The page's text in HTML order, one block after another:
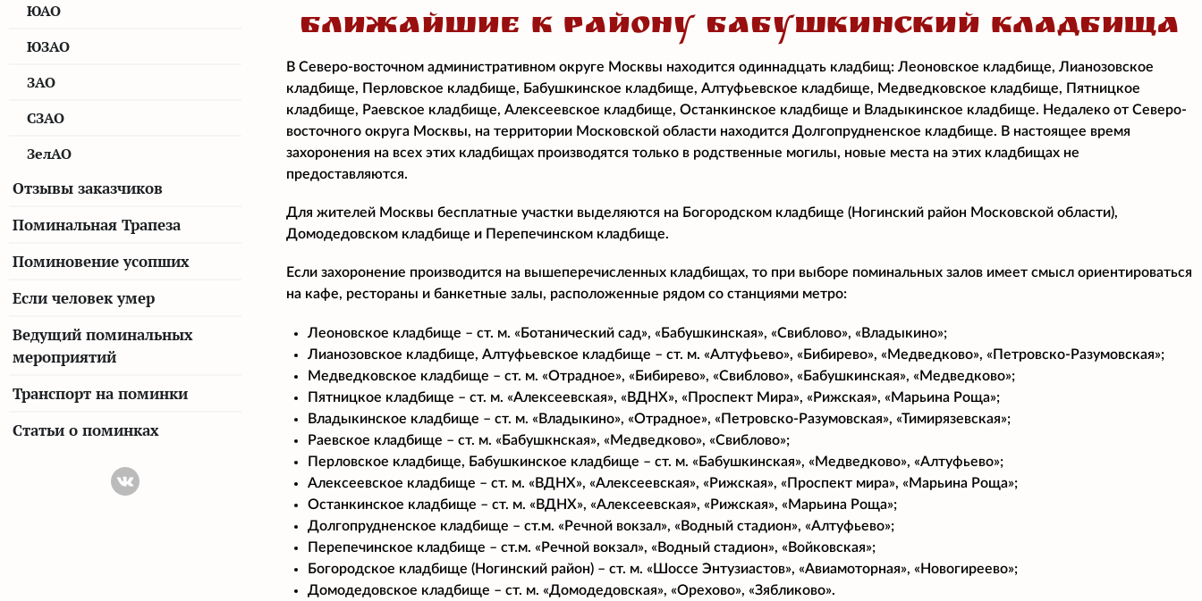
ЮАО
ЮЗАО
ЗАО
СЗАО
ЗелАО
Отзывы заказчиков
Поминальная Трапеза
Поминовение усопших
Если человек умер
Ведущий поминальных
мероприятий
Транспорт на поминки
Статьи о поминках
БЛИЖАЙШИЕ К РАЙОНУ БАБУШКИНСКИЙ КЛАДБИЩА
В Северо-восточном административном округе Москвы находится одиннадцать кладбищ: Леоновское кладбище, Лианозовское
кладбище, Перловское кладбище, Бабушкинское кладбище, Алтуфьевское кладбище, Медведковское кладбище, Пятницкое
кладбище, Раевское кладбище, Алексеевское кладбище, Останкинское кладбище и Владыкинское кладбище. Недалеко от Северо-
восточного округа Москвы, на территории Московской области находится Долгопрудненское кладбище. В настоящее время
захоронения на всех этих кладбищах производятся только в родственные могилы, новые места на этих кладбищах не
предоставляются.
Для жителей Москвы бесплатные участки выделяются на Богородском кладбище (Ногинский район Московской области),
Домодедовском кладбище и Перепечинском кладбище.
Если захоронение производится на вышеперечисленных кладбищах, то при выборе поминальных залов имеет смысл ориентироваться
на кафе, рестораны и банкетные залы, расположенные рядом со станциями метро:
Леоновское кладбище – ст. м. «Ботанический сад», «Бабушкинская», «Свиблово», «Владыкино»;
Лианозовское кладбище, Алтуфьевское кладбище – ст. м. «Алтуфьево», «Бибирево», «Медведково», «Петровско-Разумовская»;
Медведковское кладбище – ст. м. «Отрадное», «Бибирево», «Свиблово», «Бабушкинская», «Медведково»;
Пятницкое кладбище – ст. м. «Алексеевская», «ВДНХ», «Проспект Мира», «Рижская», «Марьина Роща»;
Владыкинское кладбище – ст. м. «Владыкино», «Отрадное», «Петровско-Разумовская», «Тимирязевская»;
Раевское кладбище – ст. м. «Бабушкнская», «Медведково», «Свиблово»;
Перловское кладбище, Бабушкинское кладбище – ст. м. «Бабушкинская», «Медведково», «Алтуфьево»;
Алексеевское кладбище – ст. м. «ВДНХ», «Алексеевская», «Рижская», «Проспект мира», «Марьина Роща»;
Останкинское кладбище – ст. м. «ВДНХ», «Алексеевская», «Рижская», «Марьина Роща»;
Долгопрудненское кладбище – ст.м. «Речной вокзал», «Водный стадион», «Алтуфьево»;
Перепечинское кладбище – ст.м. «Речной вокзал», «Водный стадион», «Войковская»;
Богородское кладбище (Ногинский район) – ст. м. «Шоссе Энтузиастов», «Авиамоторная», «Новогиреево»;
Домодедовское кладбище – ст. м. «Домодедовская», «Орехово», «Зябликово».